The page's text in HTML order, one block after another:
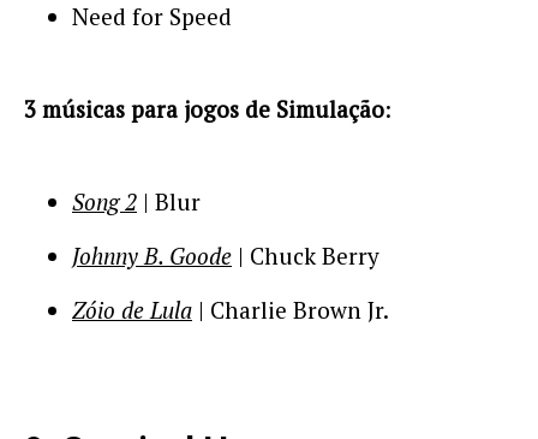
Need for Speed
3 músicas para jogos de Simulação:
Song 2 | Blur
Johnny B. Goode | Chuck Berry
Zóio de Lula | Charlie Brown Jr.